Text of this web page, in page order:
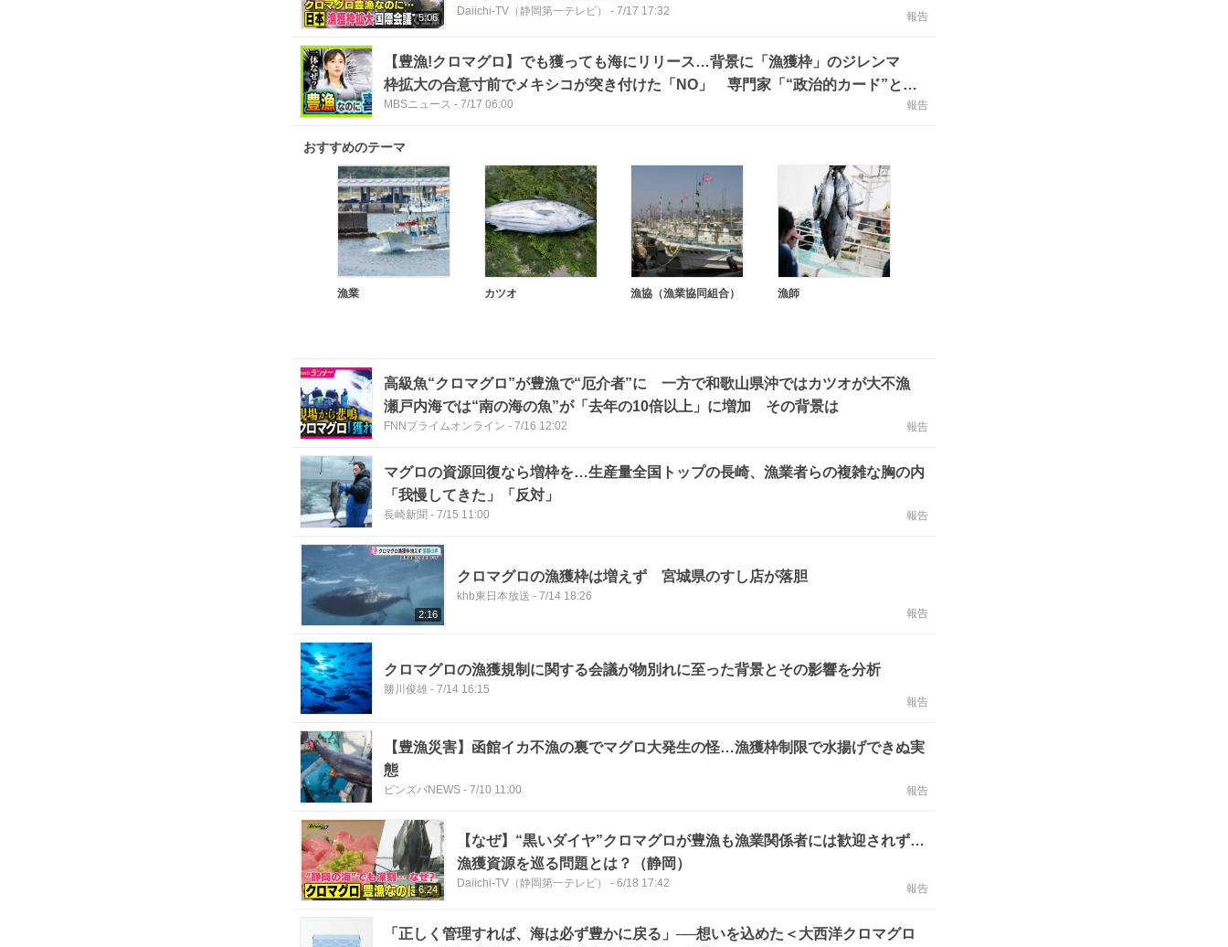
5:06
Daiichi-TV（静岡第一テレビ） - 7/17 17:32 報告
【豊漁!クロマグロ】でも獲っても海にリリース…背景に「漁獲枠」のジレンマ
枠拡大の合意寸前でメキシコが突き付けた「NO」 専門家「“政治的カード”とし
てマグロが使われた可能性」マグロの今後は?
MBSニュース - 7/17 06:00 報告
おすすめのテーマ
漁業 カツオ 漁協（漁業協同組合） 漁師
高級魚“クロマグロ”が豊漁で“厄介者”に 一方で和歌山県沖ではカツオが大不漁
瀬戸内海では“南の海の魚”が「去年の10倍以上」に増加 その背景は
FNNプライムオンライン - 7/16 12:02 報告
マグロの資源回復なら増枠を…生産量全国トップの長崎、漁業者らの複雑な胸の内
「我慢してきた」「反対」
長崎新聞 - 7/15 11:00 報告
2:16
クロマグロの漁獲枠は増えず 宮城県のすし店が落胆
khb東日本放送 - 7/14 18:26
報告
クロマグロの漁獲規制に関する会議が物別れに至った背景とその影響を分析
勝川俊雄 - 7/14 16:15
報告
【豊漁災害】函館イカ不漁の裏でマグロ大発生の怪…漁獲枠制限で水揚げできぬ実
態
ピンズバNEWS - 7/10 11:00 報告
6:24
【なぜ】“黒いダイヤ”クロマグロが豊漁も漁業関係者には歓迎されず…
漁獲資源を巡る問題とは？（静岡）
Daiichi-TV（静岡第一テレビ） - 6/18 17:42 報告
「正しく管理すれば、海は必ず豊かに戻る」──想いを込めた＜大西洋クロマグロ